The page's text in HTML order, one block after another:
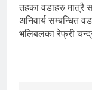
तहका वडाहरु मात्रै
अनिवार्य सम्बन्धित
भलिबलका रेफ्री